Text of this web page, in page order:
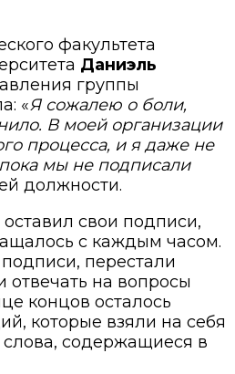
факультета
Даниэль
группы
«Я сожалею о боли,
В моей организации
процесса, и я даже не
мы не подписали
должности.
оставил свои подписи,
с каждым часом.
перестали
отвечать на вопросы
концов осталось
которые взяли на себя
слова, содержащиеся в